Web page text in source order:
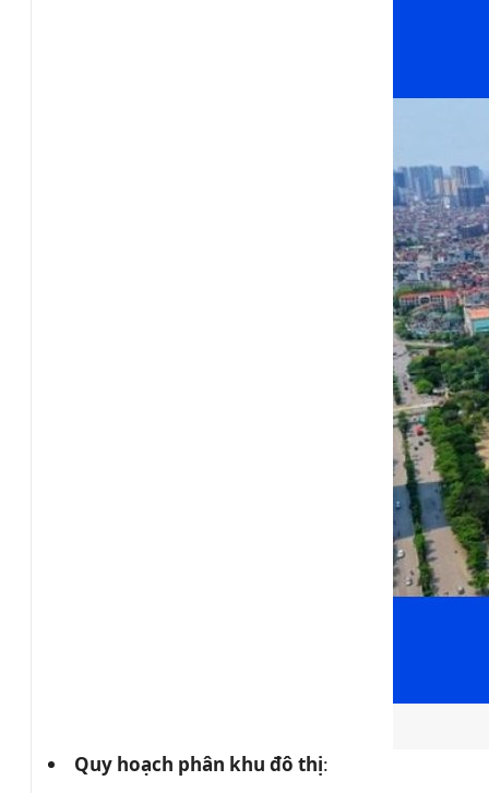
Quy hoạch phân khu đô thị: